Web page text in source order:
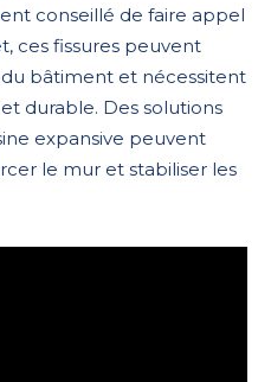
conseillé de faire appel
ces fissures peuvent
bâtiment et nécessitent
durable. Des solutions
expansive peuvent
le mur et stabiliser les